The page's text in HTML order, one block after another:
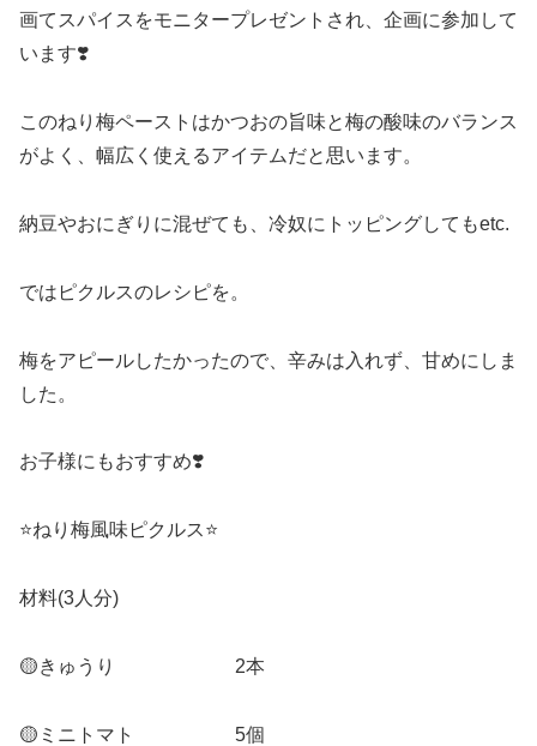
画てスパイスをモニタープレゼントされ、企画に参加して
います❣️
このねり梅ペーストはかつおの旨味と梅の酸味のバランス
がよく、幅広く使えるアイテムだと思います。
納豆やおにぎりに混ぜても、冷奴にトッピングしてもetc.
ではピクルスのレシピを。
梅をアピールしたかったので、辛みは入れず、甘めにしま
した。
お子様にもおすすめ❣️
⭐️ねり梅風味ピクルス⭐️
材料(3人分)
🟡きゅうり 2本
🟡ミニトマト 5個